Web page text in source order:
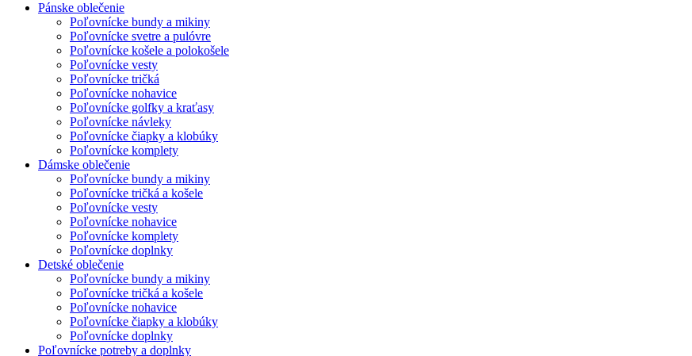
Pánske oblečenie
Poľovnícke bundy a mikiny
Poľovnícke svetre a pulóvre
Poľovnícke košele a polokošele
Poľovnícke vesty
Poľovnícke tričká
Poľovnícke nohavice
Poľovnícke golfky a kraťasy
Poľovnícke návleky
Poľovnícke čiapky a klobúky
Poľovnícke komplety
Dámske oblečenie
Poľovnícke bundy a mikiny
Poľovnícke tričká a košele
Poľovnícke vesty
Poľovnícke nohavice
Poľovnícke komplety
Poľovnícke doplnky
Detské oblečenie
Poľovnícke bundy a mikiny
Poľovnícke tričká a košele
Poľovnícke nohavice
Poľovnícke čiapky a klobúky
Poľovnícke doplnky
Poľovnícke potreby a doplnky